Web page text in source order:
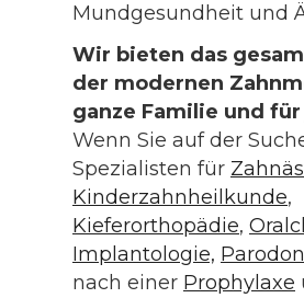
Mundgesundheit und
Wir bieten das
der modernen
ganze Familie und
Wenn Sie auf der
Spezialisten für
Kinderzahnheilkunde,
Kieferorthopädie,
Implantologie,
nach einer Prophylaxe